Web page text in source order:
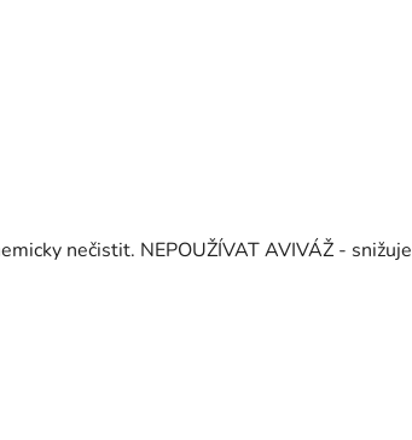
nečistit. NEPOUŽÍVAT AVIVÁŽ - snižuje